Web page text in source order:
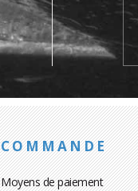
COMMANDE
Moyens de paiement